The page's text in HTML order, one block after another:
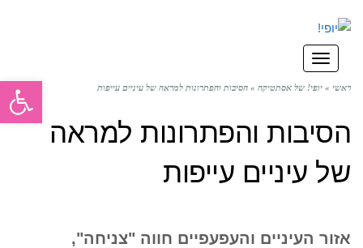
תפריט
ראשי » יופי! של אסתטיקה » הסיבות והפתרונות למראה של עיניים עייפות
הסיבות והפתרונות למראה
של עיניים עייפות
אזור העיניים והעפעפיים חווה "צניחה",
פתח